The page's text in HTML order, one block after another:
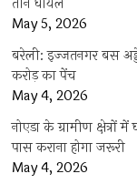
तीन घायल
May 5, 2026
बरेली: इज्जतनगर बस
करोड़ का पेंच
May 4, 2026
नोएडा के ग्रामीण
पास कराना होगा जरूरी
May 4, 2026